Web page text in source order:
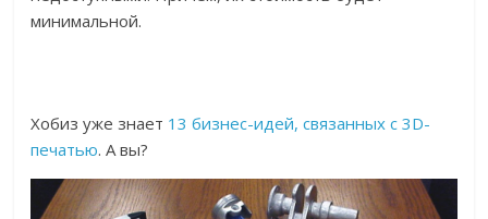
минимальной.
Хобиз уже знает 13 бизнес-идей, связанных с 3D-
печатью. А вы?